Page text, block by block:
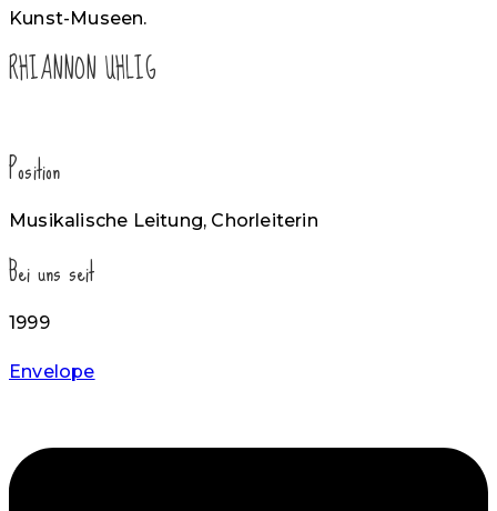
Kunst-Museen.
RHIANNON UHLIG
Position
Musikalische Leitung, Chorleiterin
Bei uns seit
1999
Envelope